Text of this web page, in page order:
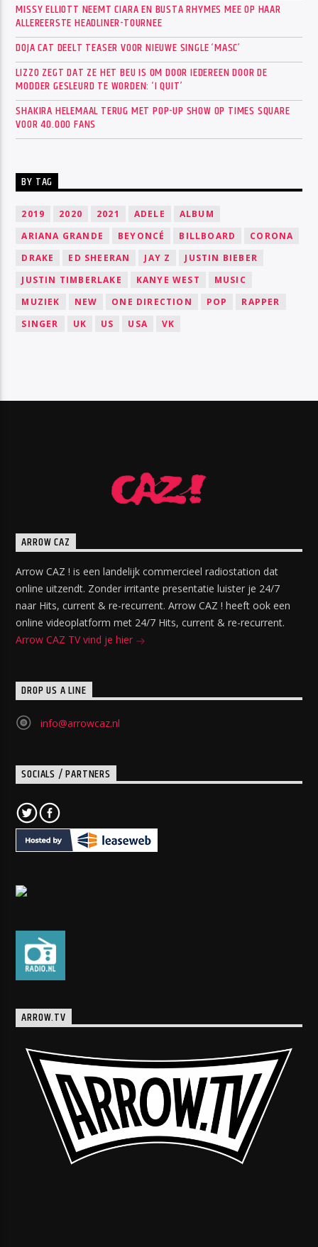
MISSY ELLIOTT NEEMT CIARA EN BUSTA RHYMES MEE OP HAAR
ALLEREERSTE HEADLINER-TOURNEE
DOJA CAT DEELT TEASER VOOR NIEUWE SINGLE ‘MASC’
LIZZO ZEGT DAT ZE HET BEU IS OM DOOR IEDEREEN DOOR DE
MODDER GESLEURD TE WORDEN: ‘I QUIT’
SHAKIRA HELEMAAL TERUG MET POP-UP SHOW OP TIMES SQUARE
VOOR 40.000 FANS
BY TAG
2019 2020 2021 ADELE
ALBUM
ARIANA GRANDE
BEYONCÉ BILLBOARD
CORONA
DRAKE
ED SHEERAN JAY Z
JUSTIN BIEBER
JUSTIN TIMBERLAKE
KANYE WEST
MUSIC
MUZIEK
NEW ONE DIRECTION POP
RAPPER
SINGER
UK US USA VK
ARROW CAZ
Arrow CAZ ! is een landelijk commercieel radiostation dat
online uitzendt. Zonder irritante presentatie luister je 24/7
naar Hits, current & re-recurrent. Arrow CAZ ! heeft ook een
online videoplatform met 24/7 Hits, current & re-recurrent.
Arrow CAZ TV vind je hier
DROP US A LINE
info@arrowcaz.nl
SOCIALS / PARTNERS
ARROW.TV